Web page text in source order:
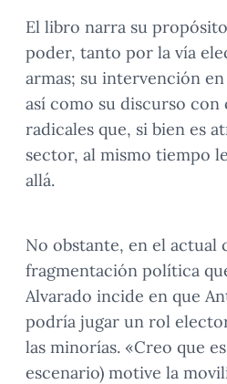
El libro narra su
poder, tanto por la vía
armas; su intervención
así como su discurso con
radicales que, si bien es
sector, al mismo tiempo
allá.
No obstante, en el actual
fragmentación política
Alvarado incide en que
podría jugar un rol
las minorías. «Creo que
escenario) motive la